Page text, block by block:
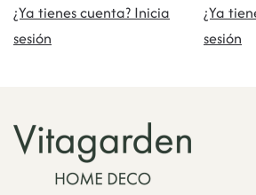
¿Ya tienes cuenta? Inicia
sesión
¿Ya
sesión